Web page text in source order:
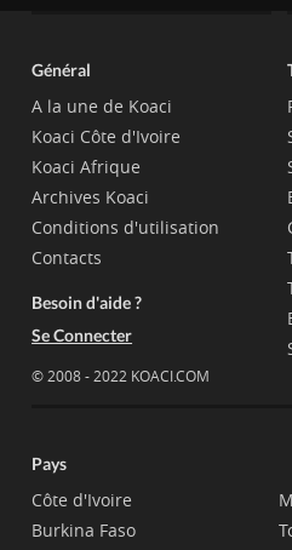
Général
A la une de Koaci
Koaci Côte d'Ivoire
Koaci Afrique
Archives Koaci
Conditions d'utilisation
Contacts
Besoin d'aide ?
Se Connecter
© 2008 - 2022 KOACI.COM
Pays
Côte d'Ivoire
Burkina Faso